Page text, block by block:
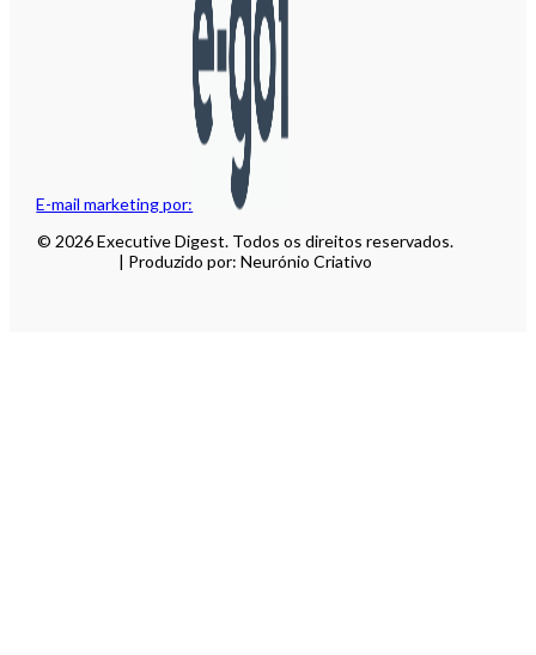
E-mail marketing por:
© 2026 Executive Digest. Todos os direitos reservados.
| Produzido por: Neurónio Criativo